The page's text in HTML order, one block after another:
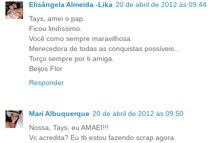
Elisângela Almeida -Lika 20 de abril de 2012 às 09:44
Tays, amei o pap.
Ficou lindíssimo.
Você como sempre maravilhosa.
Merecedora de todas as conquistas possíveis...
Torço sempre por ti amiga.
Beijos Flor
Responder
Mari Albuquerque 20 de abril de 2012 às 09:50
Nossa, Tays, eu AMAEI!!!
Vc acredita? Eu tb estou fazendo scrap agora.